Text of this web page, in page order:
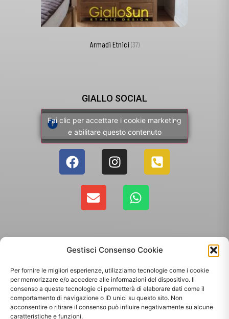
Gestisci Consenso Cookie
Per fornire le migliori esperienze, utilizziamo tecnologie come i cookie
per memorizzare e/o accedere alle informazioni del dispositivo. Il
consenso a queste tecnologie ci permetterà di elaborare dati come il
comportamento di navigazione o ID unici su questo sito. Non
acconsentire o ritirare il consenso può influire negativamente su alcune
caratteristiche e funzioni.
Armadi Etnici (37)
GIALLO SOCIAL
Fai clic per accettare i cookie marketing
e abilitare questo contenuto
Copyright 2025 - Giallo Sun sas di Sandonà Alessandro & C. | Via Roma 106,
35010 Massanzago PD | P.Iva: 03885160287